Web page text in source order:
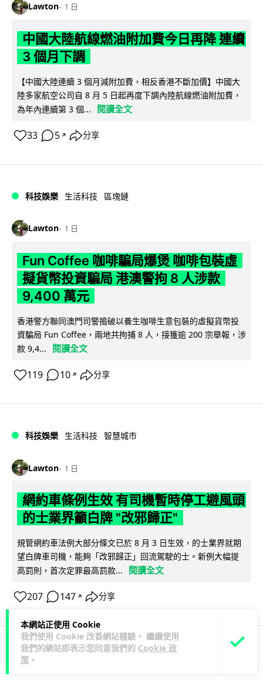
本網站正使用 Cookie
我們使用 Cookie 改善網站體驗。 繼續使用
我們的網站即表示您同意我們的 Cookie 政
策 。
Lawton 1 日
中國大陸航線燃油附加費今日再降 連續
3 個月下調
【中國大陸連續 3 個月減附加費，相反香港不斷加價】中國大
陸多家航空公司自 8 月 5 日起再度下調內陸航線燃油附加費，
為年內連續第 3 個...
閱讀全文
33 5 ↗ 分享
科技娛樂 生活科技 區塊鏈
Lawton 1 日
Fun Coffee 咖啡騙局爆煲 咖啡包裝虛
擬貨幣投資騙局 港澳警拘 8 人涉款
9,400 萬元
香港警方聯同澳門司警搗破以養生咖啡生意包裝的虛擬貨幣投
資騙局 Fun Coffee，兩地共拘捕 8 人，接獲逾 200 宗舉報，涉
款 9,4...
閱讀全文
119 10 ↗ 分享
科技娛樂 生活科技 智慧城市
Lawton 1 日
網約車條例生效 有司機暫時停工避風頭
的士業界籲白牌 "改邪歸正"
規管網約車法例大部分條文已於 8 月 3 日生效，的士業界就期
望白牌車司機，能夠「改邪歸正」回流駕駛的士。新例大幅提
高罰則，首次定罪最高罰款...
閱讀全文
207 147 ↗ 分享
科技娛樂